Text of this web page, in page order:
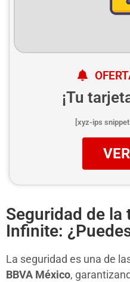
¡Tu
[xyz-ips
Seguridad de la
Infinite:
La seguridad es una de
BBVA México,